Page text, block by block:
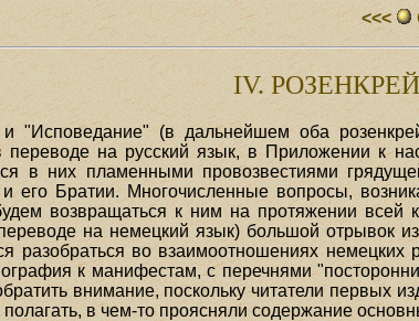
<<<
IV.
и "Исповедание" (в дальнейшем оба
переводе на русский язык, в Приложении к
в них пламенными провозвестиями
и его Братии. Многочисленные вопросы,
возвращаться к ним на протяжении всей
на немецкий язык) большой отрывок
разобраться во взаимоотношениях
к манифестам, с перечнями
внимание, поскольку читатели первых
в чем-то проясняли содержание